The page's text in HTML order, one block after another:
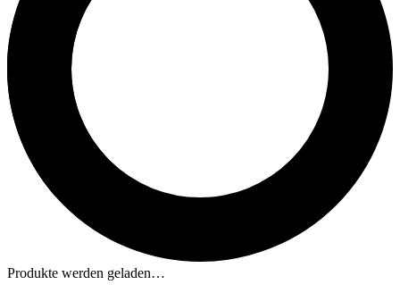
Produkte werden geladen…